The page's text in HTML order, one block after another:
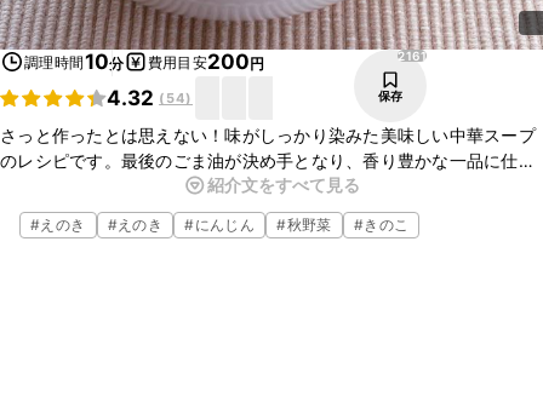
調理時間10分 費用目安200円
4.32 ( 54)
2161
保存
さっと作ったとは思えない！味がしっかり染みた美味しい中華スープ
のレシピです。最後のごま油が決め手となり、香り豊かな一品に仕上
げました。作り方もとっても簡単なので、忙しい日にもぴったり。ぜ
ひお試しくださいね。
紹介文をすべて見る
#えのき #えのき #にんじん #秋野菜 #きのこ